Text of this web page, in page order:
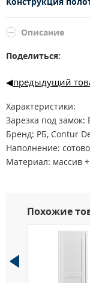
Описание
Поделиться:
предыдущий
Характеристики:
Зарезка под
Бренд: РБ, Contur
Наполнение:
Материал: массив
Похожие